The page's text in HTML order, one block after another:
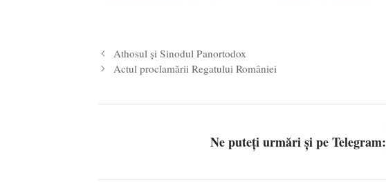
Athosul și Sinodul Panortodox
Actul proclamării Regatului României
Ne puteți urmări și pe Telegram: